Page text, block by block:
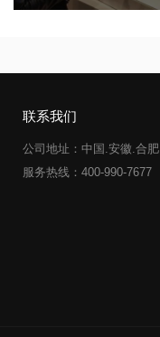
联系我们
公司地址：中国.安徽.合肥
服务热线：400-990-7677